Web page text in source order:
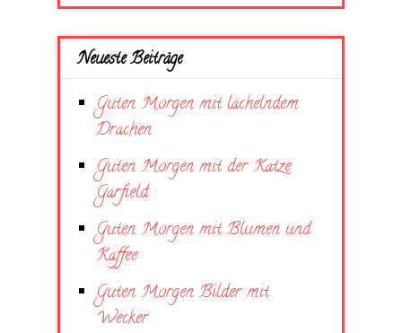
Neueste Beiträge
Guten Morgen mit lächelndem
Drachen
Guten Morgen mit der Katze
Garfield
Guten Morgen mit Blumen und
Kaffee
Guten Morgen Bilder mit
Wecker